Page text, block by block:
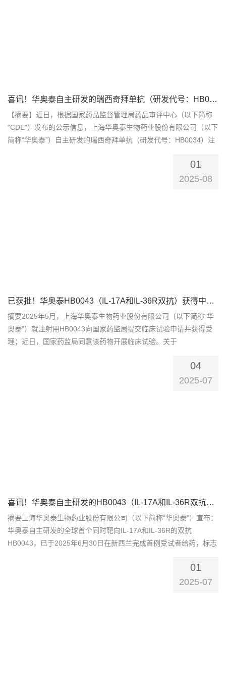
喜讯！华奥泰自主研发的瑞西奇拜单抗（研发代号：HB0034）注射液被纳入优先审评审批程序的品种名单
【摘要】近日，根据国家药品监督管理局药品审评中心（以下简称
“CDE”）发布的公示信息，上海华奥泰生物药业股份有限公司（以下
简称“华奥泰”）自主研发的瑞西奇拜单抗（研发代号：HB0034）注
发布突破性治疗药物审评工作程序（试行）等三个文件的公告》
（2020年第82号）有关要求，CDE对纳入优先审评审批程序...
01
2025-08
已获批！华奥泰HB0043（IL-17A和IL-36R双抗）获得中国IND批件
摘要2025年5月，上海华奥泰生物药业股份有限公司（以下简称“华
奥泰”）就注射用HB0043向国家药监局提交临床试验申请并获得受
理；近日，国家药监局同意该药物开展临床试验。关于
细胞介素-17A（IL-17A）和人白细胞介素-36受体（IL-36R），具有
04
2025-07
喜讯！华奥泰自主研发的HB0043（IL-17A和IL-36R双抗）在新西兰完成首例受试者入组给药
摘要上海华奥泰生物药业股份有限公司（以下简称“华奥泰”）宣布：
华奥泰自主研发的全球首个同时靶向IL-17A和IL-36R的双抗
HB0043，已于2025年6月30日在新西兰完成首例受试者给药，标志
示：“HB0043的首例受试者给药是华奥泰创新研发的重要里程碑。
01
2025-07